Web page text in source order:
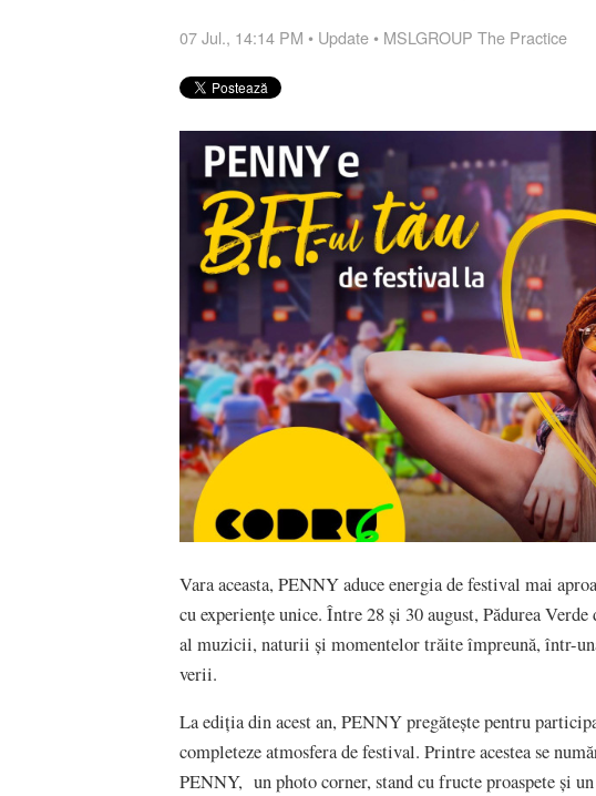
07 Jul., 14:14 PM • Update • MSLGROUP The Practice
Vara aceasta, PENNY aduce energia de festival mai
cu experiențe unice. Între 28 și 30 august, Pădurea
al muzicii, naturii și momentelor trăite împreună, într-
verii.
La ediția din acest an, PENNY pregătește pentru
completeze atmosfera de festival. Printre acestea se
PENNY, un photo corner, stand cu fructe proaspete și